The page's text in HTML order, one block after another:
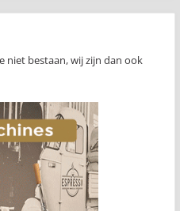
niet bestaan, wij zijn dan ook